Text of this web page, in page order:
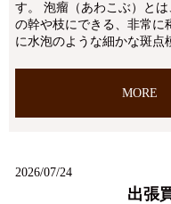
す。 泡瘤（あわこぶ）と
の幹や枝にできる、非常に
に水泡のような細かな斑
MORE
2026/07/24
出張